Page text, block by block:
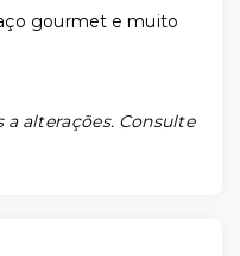
gourmet e muito
alterações. Consulte